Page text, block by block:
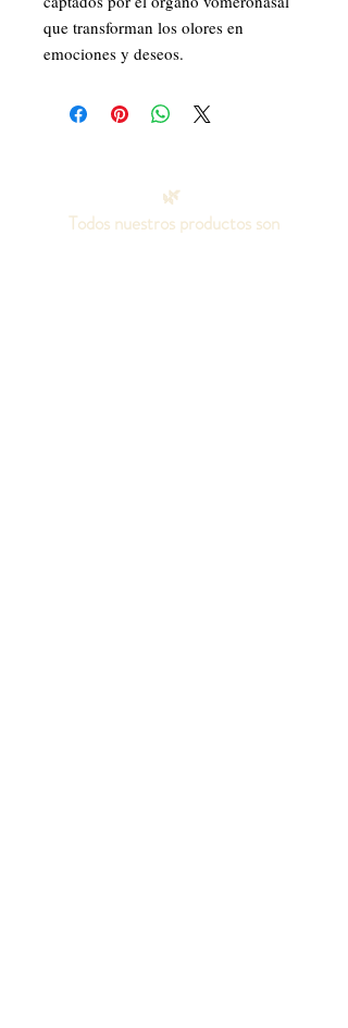
que transforman los olores en
emociones y deseos.
🌿
Todos nuestros productos son